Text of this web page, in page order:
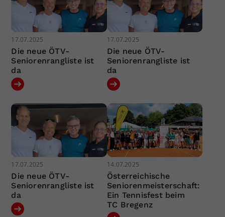
17.07.2025
Die neue ÖTV-
Seniorenrangliste ist
da
17.07.2025
Die neue ÖTV-
Seniorenrangliste ist
da
17.07.2025
Die neue ÖTV-
Seniorenrangliste ist
da
14.07.2025
Österreichische
Seniorenmeisterschaft:
Ein Tennisfest beim
TC Bregenz